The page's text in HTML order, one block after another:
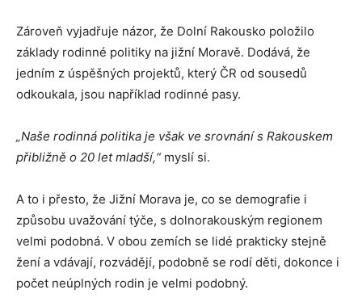
Zároveň vyjadřuje názor, že Dolní Rakousko položilo
základy rodinné politiky na jižní Moravě. Dodává, že
jedním z úspěšných projektů, který ČR od sousedů
odkoukala, jsou například rodinné pasy.
„Naše rodinná politika je však ve srovnání s Rakouskem
přibližně o 20 let mladší,“ myslí si.
A to i přesto, že Jižní Morava je, co se demografie i
způsobu uvažování týče, s dolnorakouským regionem
velmi podobná. V obou zemích se lidé prakticky stejně
žení a vdávají, rozvádějí, podobně se rodí děti, dokonce i
počet neúplných rodin je velmi podobný.